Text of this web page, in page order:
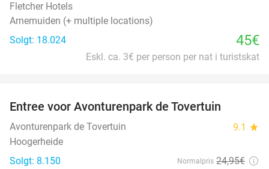
Fletcher Hotels
Arnemuiden (+ multiple locations)
Solgt: 18.024
45€
Eskl. ca. 3€ per person per nat i turistskat
Entree voor Avonturenpark de Tovertuin
Avonturenpark de Tovertuin 9.1 star
Hoogerheide
Solgt: 8.150
Normalpris 24,95€